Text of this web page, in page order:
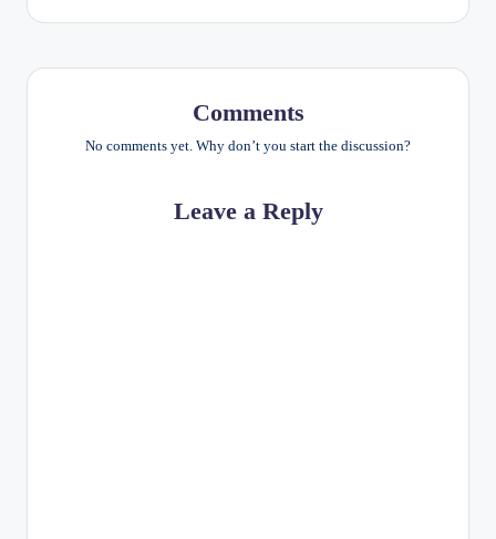
Comments
No comments yet. Why don’t you start the discussion?
Leave a Reply